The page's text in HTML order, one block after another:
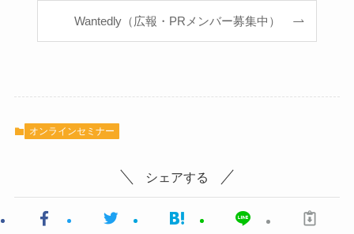
Wantedly（広報・PRメンバー募集中）
オンラインセミナー
シェアする